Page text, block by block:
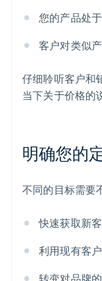
您的产品处
客户对类似
仔细聆听客户和
当下关于价格的
明确您的
不同的目标需要
快速获取新
利用现有客